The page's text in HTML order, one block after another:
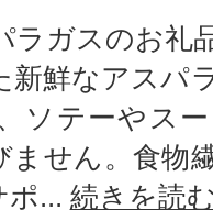
ラガスのお礼
新鮮なアスパ
ソテーやス
ません。食物
ポ... 続きを読